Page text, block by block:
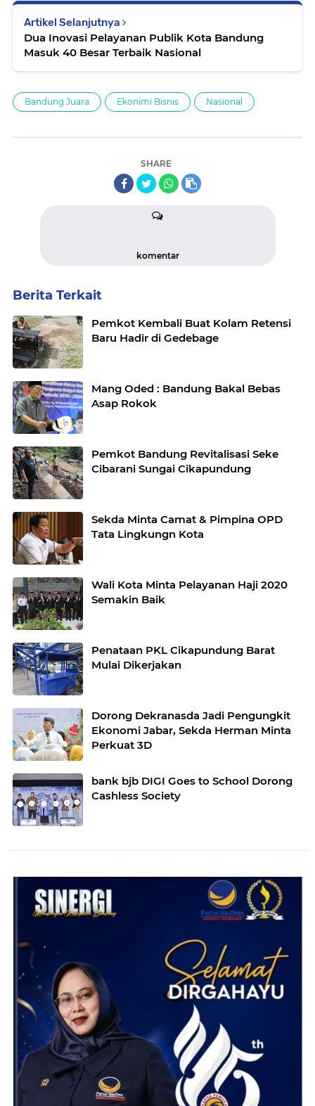
Artikel Selanjutnya
Dua Inovasi Pelayanan Publik Kota Bandung
Masuk 40 Besar Terbaik Nasional
Bandung Juara Ekonimi Bisnis Nasional
SHARE
komentar
Berita Terkait
Pemkot Kembali Buat Kolam Retensi
Baru Hadir di Gedebage
Mang Oded : Bandung Bakal Bebas
Asap Rokok
Pemkot Bandung Revitalisasi Seke
Cibarani Sungai Cikapundung
Sekda Minta Camat & Pimpina OPD
Tata Lingkungn Kota
Wali Kota Minta Pelayanan Haji 2020
Semakin Baik
Penataan PKL Cikapundung Barat
Mulai Dikerjakan
Dorong Dekranasda Jadi Pengungkit
Ekonomi Jabar, Sekda Herman Minta
Perkuat 3D
bank bjb DIGI Goes to School Dorong
Cashless Society